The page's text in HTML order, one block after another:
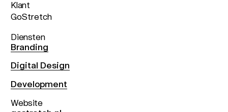
Klant
GoStretch
Diensten
Branding
Digital Design
Development
Website